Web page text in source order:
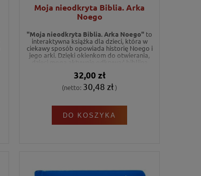
Moja nieodkryta Biblia. Arka
Noego
"Moja nieodkryta Biblia. Arka Noego" to
interaktywna książka dla dzieci, która w
ciekawy sposób opowiada historię Noego i
jego arki. Dzięki okienkom do otwierania,
dzieci mogą aktywnie odkrywać biblijną
zwierzęta, które miały w niej uczestniczyć.
32,00 zł
(netto: 30,48 zł)
DO KOSZYKA